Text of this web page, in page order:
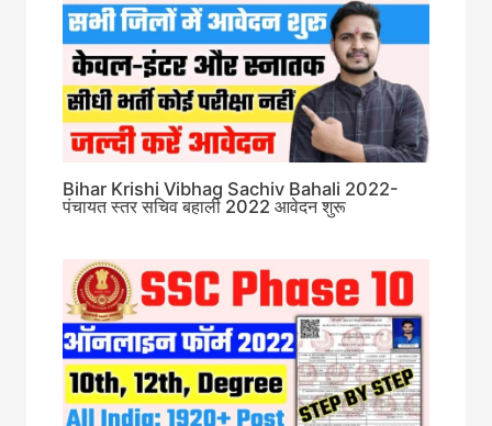
Bihar Krishi Vibhag Sachiv Bahali 2022-
पंचायत स्तर सचिव बहाली 2022 आवेदन शुरू